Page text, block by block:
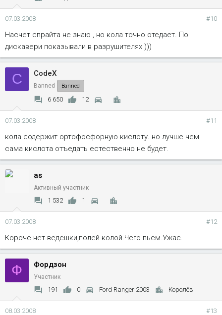
07.03.2008 #10
Насчет спрайта не знаю , но кола точно отедает. По
дискавери показывали в разрушителях )))
C CodeX
Banned Banned
6 650 12
07.03.2008 #11
кола содержит ортофосфорную кислоту. но лучше чем
сама кислота отъедать естественно не будет.
as
Активный участник
1 532 1
07.03.2008 #12
Короче нет ведешки,полей колой.Чего пьем.Ужас.
Ф Фордзон
Участник
191 0 Ford Ranger 2003 Королёв
08.03.2008 #13